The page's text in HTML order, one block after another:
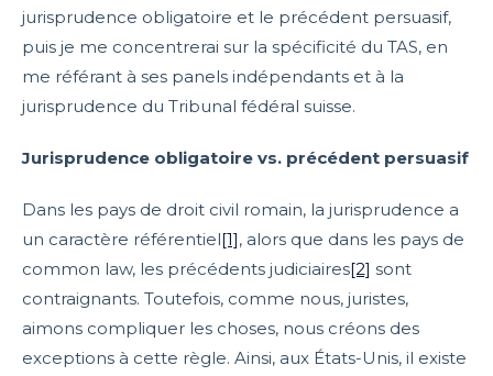
jurisprudence obligatoire et le précédent persuasif,
puis je me concentrerai sur la spécificité du TAS, en
me référant à ses panels indépendants et à la
jurisprudence du Tribunal fédéral suisse.
Jurisprudence obligatoire vs. précédent persuasif
Dans les pays de droit civil romain, la jurisprudence a
un caractère référentiel[1], alors que dans les pays de
common law, les précédents judiciaires[2] sont
contraignants. Toutefois, comme nous, juristes,
aimons compliquer les choses, nous créons des
exceptions à cette règle. Ainsi, aux États-Unis, il existe